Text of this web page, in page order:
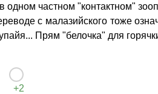
одном частном "контактном"
с малазийского тоже
Прям "белочка" для
+2